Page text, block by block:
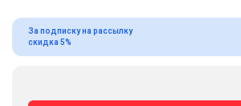
За подписку на рассылку
скидка 5%